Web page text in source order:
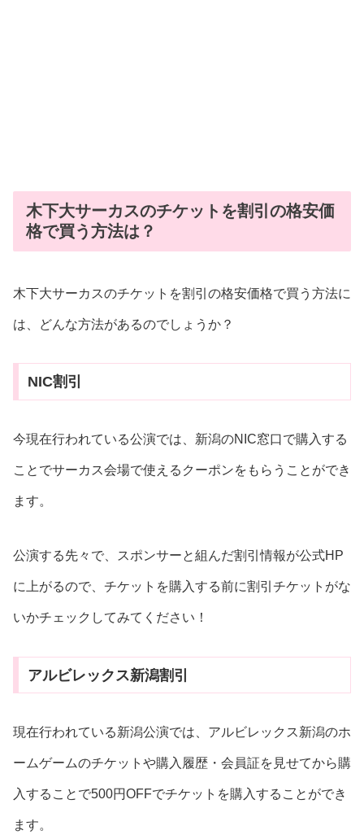
木下大サーカスのチケットを割引の格安価
格で買う方法は？
木下大サーカスのチケットを割引の格安価格で買う方法に
は、どんな方法があるのでしょうか？
NIC割引
今現在行われている公演では、新潟のNIC窓口で購入する
ことでサーカス会場で使えるクーポンをもらうことができ
ます。
公演する先々で、スポンサーと組んだ割引情報が公式HP
に上がるので、チケットを購入する前に割引チケットがな
いかチェックしてみてください！
アルビレックス新潟割引
現在行われている新潟公演では、アルビレックス新潟のホ
ームゲームのチケットや購入履歴・会員証を見せてから購
入することで500円OFFでチケットを購入することができ
ます。